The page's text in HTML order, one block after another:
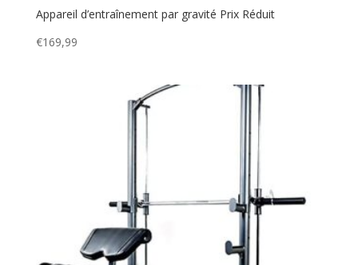
Appareil d’entraînement par gravité Prix Réduit
€169,99